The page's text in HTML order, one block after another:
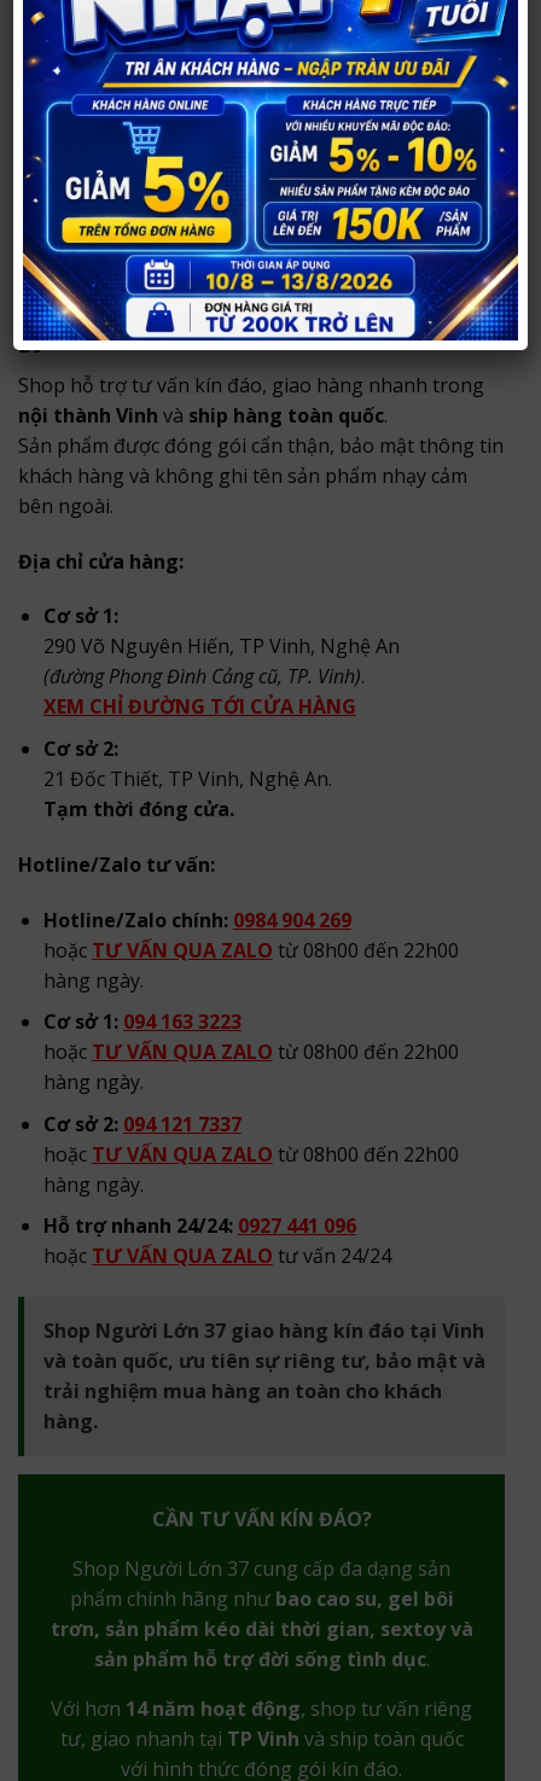
Sản phẩm chính hãng, thông tin rõ ràng.
Tư vấn riêng tư, phù hợp nhu cầu sử dụng.
Đóng gói kín đáo, không ghi tên sản phẩm nhạy
cảm bên ngoài.
Shop hỗ trợ tư vấn riêng tư, giao hàng nhanh tạiTP
Vinh và ship toàn quốc với hình thức đóng gói kín
đáo, bảo mật thông tin khách hàng.
Thông tin mua hàng tại Shop Người Lớn
37
Shop hỗ trợ tư vấn kín đáo, giao hàng nhanh trong
nội thành Vinh và ship hàng toàn quốc.
Sản phẩm được đóng gói cẩn thận, bảo mật thông tin
khách hàng và không ghi tên sản phẩm nhạy cảm
bên ngoài.
Địa chỉ cửa hàng:
Cơ sở 1:
290 Võ Nguyên Hiến, TP Vinh, Nghệ An
(đường Phong Đình Cảng cũ, TP. Vinh).
XEM CHỈ ĐƯỜNG TỚI CỬA HÀNG
Cơ sở 2:
21 Đốc Thiết, TP Vinh, Nghệ An.
Tạm thời đóng cửa.
Hotline/Zalo tư vấn:
Hotline/Zalo chính: 0984 904 269
hoặc TƯ VẤN QUA ZALO từ 08h00 đến 22h00
hàng ngày.
Cơ sở 1: 094 163 3223
hoặc TƯ VẤN QUA ZALO từ 08h00 đến 22h00
hàng ngày.
Cơ sở 2: 094 121 7337
hoặc TƯ VẤN QUA ZALO từ 08h00 đến 22h00
hàng ngày.
Hỗ trợ nhanh 24/24: 0927 441 096
hoặc TƯ VẤN QUA ZALO tư vấn 24/24
Shop Người Lớn 37 giao hàng kín đáo tại Vinh
và toàn quốc, ưu tiên sự riêng tư, bảo mật và
trải nghiệm mua hàng an toàn cho khách
hàng.
CẦN TƯ VẤN KÍN ĐÁO?
Shop Người Lớn 37 cung cấp đa dạng sản
phẩm chính hãng như bao cao su, gel bôi
trơn, sản phẩm kéo dài thời gian, sextoy và
sản phẩm hỗ trợ đời sống tình dục.
Với hơn 14 năm hoạt động, shop tư vấn riêng
tư, giao nhanh tại TP Vinh và ship toàn quốc
với hình thức đóng gói kín đáo.